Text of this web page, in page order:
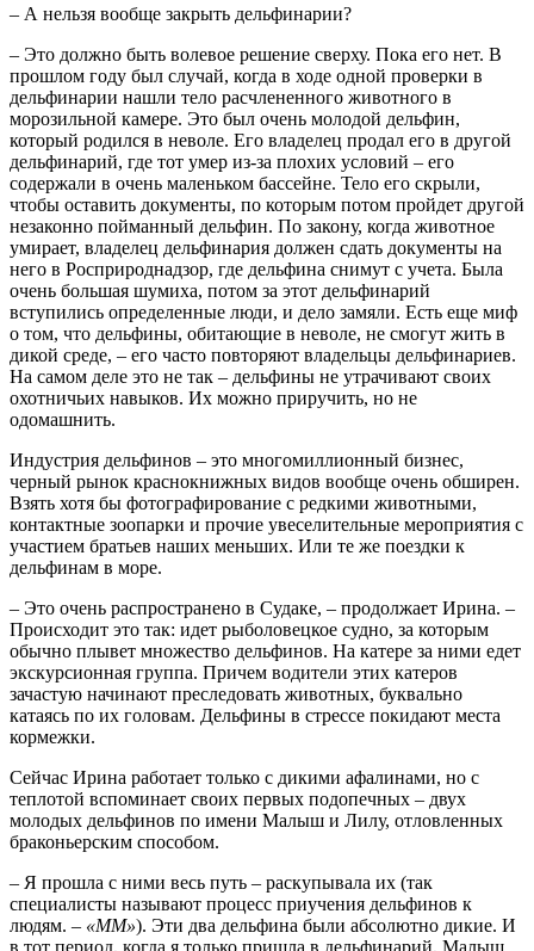
– А нельзя вообще закрыть дельфинарии?
– Это должно быть волевое решение сверху. Пока его нет. В
прошлом году был случай, когда в ходе одной проверки в
дельфинарии нашли тело расчлененного животного в
морозильной камере. Это был очень молодой дельфин,
который родился в неволе. Его владелец продал его в другой
дельфинарий, где тот умер из-за плохих условий – его
содержали в очень маленьком бассейне. Тело его скрыли,
чтобы оставить документы, по которым потом пройдет другой
незаконно пойманный дельфин. По закону, когда животное
умирает, владелец дельфинария должен сдать документы на
него в Росприроднадзор, где дельфина снимут с учета. Была
очень большая шумиха, потом за этот дельфинарий
вступились определенные люди, и дело замяли. Есть еще миф
о том, что дельфины, обитающие в неволе, не смогут жить в
дикой среде, – его часто повторяют владельцы дельфинариев.
На самом деле это не так – дельфины не утрачивают своих
охотничьих навыков. Их можно приручить, но не
одомашнить.
Индустрия дельфинов – это многомиллионный бизнес,
черный рынок краснокнижных видов вообще очень обширен.
Взять хотя бы фотографирование с редкими животными,
контактные зоопарки и прочие увеселительные мероприятия с
участием братьев наших меньших. Или те же поездки к
дельфинам в море.
– Это очень распространено в Судаке, – продолжает Ирина. –
Происходит это так: идет рыболовецкое судно, за которым
обычно плывет множество дельфинов. На катере за ними едет
экскурсионная группа. Причем водители этих катеров
зачастую начинают преследовать животных, буквально
катаясь по их головам. Дельфины в стрессе покидают места
кормежки.
Сейчас Ирина работает только с дикими афалинами, но с
теплотой вспоминает своих первых подопечных – двух
молодых дельфинов по имени Малыш и Лилу, отловленных
браконьерским способом.
– Я прошла с ними весь путь – раскупывала их (так
специалисты называют процесс приучения дельфинов к
людям. – «ММ»). Эти два дельфина были абсолютно дикие. И
в тот период, когда я только пришла в дельфинарий, Малыш